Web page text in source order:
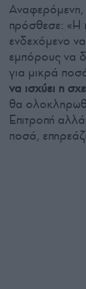
Αναφερόμενη,
πρόσθεσε: «Η
ενδεχόμενο
εμπόρους να
για μικρά
να ισχύει η
θα
Επιτροπή
ποσά,